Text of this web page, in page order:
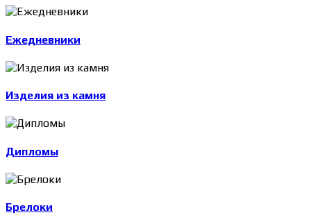
Ежедневники
Изделия из камня
Дипломы
Брелоки